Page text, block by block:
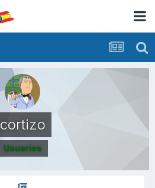
cortizo
Usuarios